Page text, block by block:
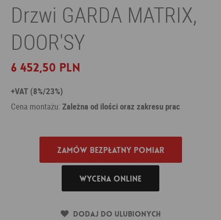
Drzwi GARDA MATRIX,
DOOR'SY
6 452,50 PLN
+VAT (8%/23%)
Cena montażu:Zależna od ilości oraz zakresu prac
Zamów bezpłatny pomiar
Wycena online
Dodaj do ulubionych